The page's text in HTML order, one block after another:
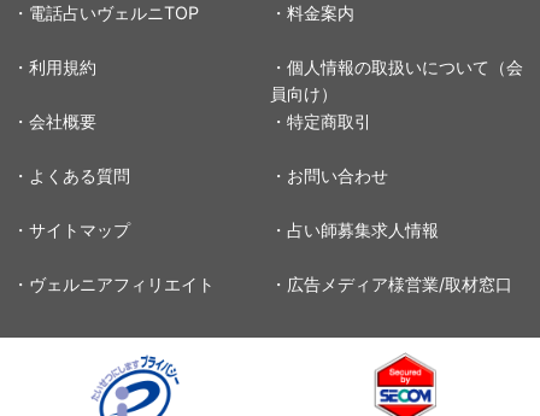
・電話占いヴェルニTOP ・料金案内
・利用規約
・個人情報の取扱いについて（会
員向け）
・会社概要
・特定商取引
・よくある質問 ・お問い合わせ
・サイトマップ ・占い師募集求人情報
・ヴェルニアフィリエイト ・広告メディア様営業/取材窓口